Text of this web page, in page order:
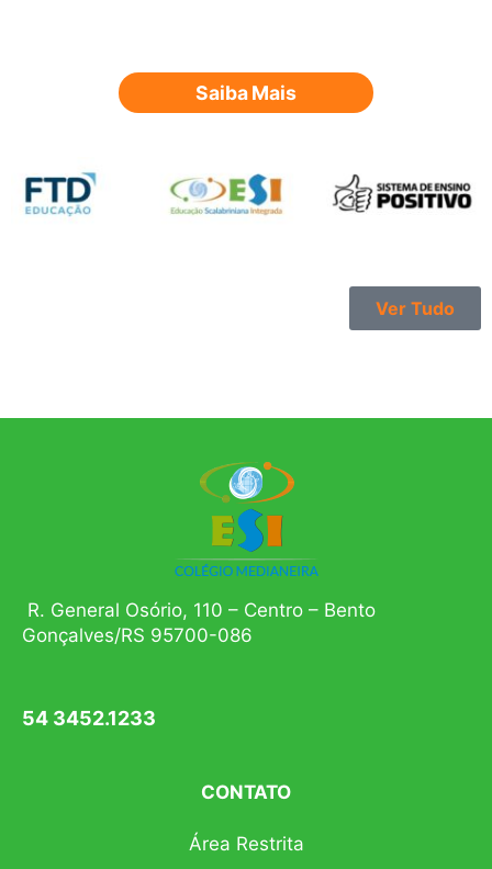
Saiba Mais
Ver Tudo
R. General Osório, 110 – Centro – Bento
Gonçalves/RS 95700-086
54 3452.1233
CONTATO
Área Restrita